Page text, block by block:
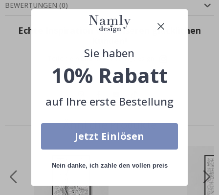
BEWERTUNGEN (0)
Echte Inspiration von unseren glücklichen
Teile dein Bild mit #namly_design
Ähnliche Produkte
Sie haben
10% Rabatt
auf Ihre erste Bestellung
Jetzt Einlösen
Nein danke, ich zahle den vollen preis